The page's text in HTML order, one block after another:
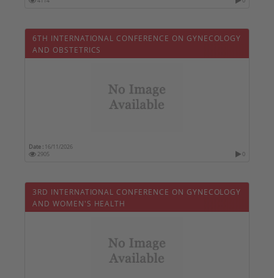
6TH INTERNATIONAL CONFERENCE ON GYNECOLOGY
AND OBSTETRICS
Date : 16/11/2026
2905
0
3RD INTERNATIONAL CONFERENCE ON GYNECOLOGY
AND WOMEN'S HEALTH